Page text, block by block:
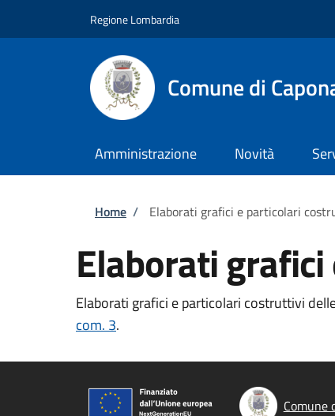
Regione Lombardia
Comune di
Amministrazione Novità
Briciole di pane
Home / Elaborati grafici e particolari
Elaborati
Elaborati grafici e particolari costruttivi
com. 3.
Comune